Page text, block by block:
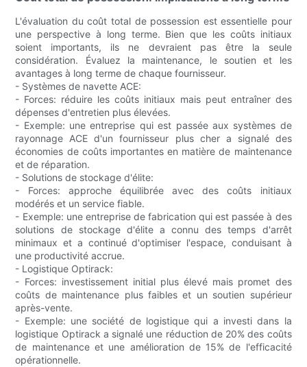
L'évaluation du coût total de possession est essentielle pour
une perspective à long terme. Bien que les coûts initiaux
soient importants, ils ne devraient pas être la seule
considération. Évaluez la maintenance, le soutien et les
avantages à long terme de chaque fournisseur.
- Systèmes de navette ACE:
- Forces: réduire les coûts initiaux mais peut entraîner des
dépenses d'entretien plus élevées.
- Exemple: une entreprise qui est passée aux systèmes de
rayonnage ACE d'un fournisseur plus cher a signalé des
économies de coûts importantes en matière de maintenance
et de réparation.
- Solutions de stockage d'élite:
- Forces: approche équilibrée avec des coûts initiaux
modérés et un service fiable.
- Exemple: une entreprise de fabrication qui est passée à des
solutions de stockage d'élite a connu des temps d'arrêt
minimaux et a continué d'optimiser l'espace, conduisant à
une productivité accrue.
- Logistique Optirack:
- Forces: investissement initial plus élevé mais promet des
coûts de maintenance plus faibles et un soutien supérieur
après-vente.
- Exemple: une société de logistique qui a investi dans la
logistique Optirack a signalé une réduction de 20% des coûts
de maintenance et une amélioration de 15% de l'efficacité
opérationnelle.